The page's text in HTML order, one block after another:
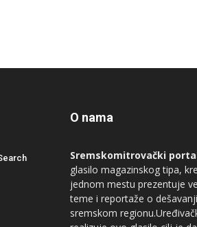
O nama
Sremskomitrovački
glasilo magazinskog tipa,
jednom mestu prezentuje
teme i reportaže o
sremskom